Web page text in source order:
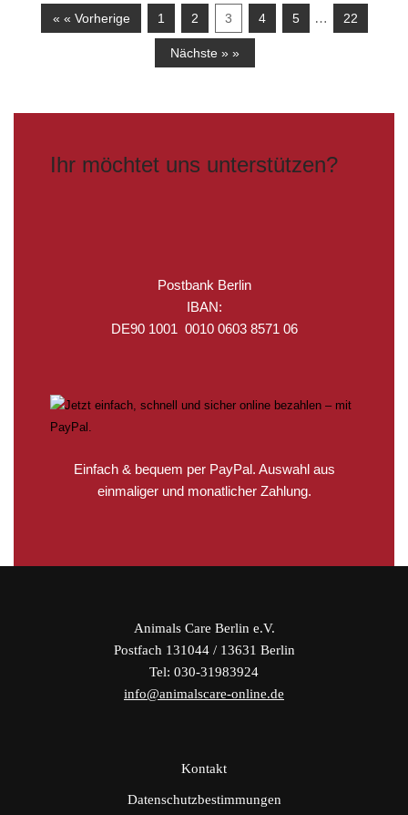
« « Vorherige 1 2 3 4 5 … 22
Nächste » »
Ihr möchtet uns unterstützen?
Postbank Berlin
IBAN:
DE90 1001 0010 0603 8571 06
Einfach & bequem per PayPal. Auswahl aus
einmaliger und monatlicher Zahlung.
Animals Care Berlin e.V.
Postfach 131044 / 13631 Berlin
Tel: 030-31983924
info@animalscare-online.de
Kontakt
Datenschutzbestimmungen